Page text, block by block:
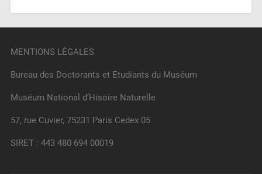
MENTIONS LÉGALES
Bureau des Doctorants et Etudiants du Muséum
Muséum National d’Hisoire Naturelle
57, rue Cuvier, 75231 Paris Cedex 05
SIRET : 443 480 694 00019